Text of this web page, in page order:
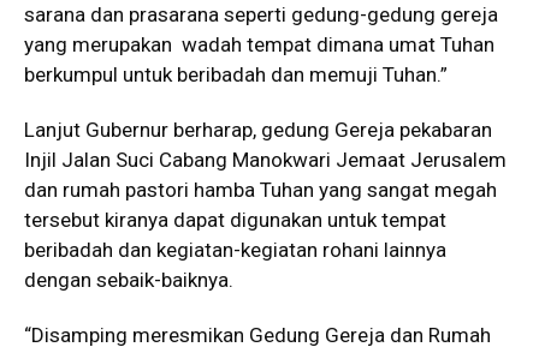
sarana dan prasarana seperti gedung-gedung gereja
yang merupakan wadah tempat dimana umat Tuhan
berkumpul untuk beribadah dan memuji Tuhan.”
Lanjut Gubernur berharap, gedung Gereja pekabaran
Injil Jalan Suci Cabang Manokwari Jemaat Jerusalem
dan rumah pastori hamba Tuhan yang sangat megah
tersebut kiranya dapat digunakan untuk tempat
beribadah dan kegiatan-kegiatan rohani lainnya
dengan sebaik-baiknya.
“Disamping meresmikan Gedung Gereja dan Rumah